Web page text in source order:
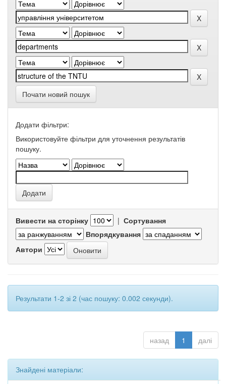
Почати новий пошук
Додати фільтри:
Використовуйте фільтри для уточнення результатів
пошуку.
Вивести на сторінку | Сортування
Впорядкування
Автори
Результати 1-2 зі 2 (час пошуку: 0.002 секунди).
назад 1 далі
Знайдені матеріали: